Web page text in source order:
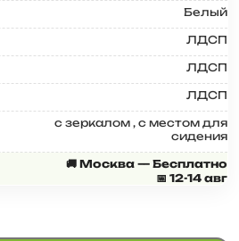
Белый
ЛДСП
ЛДСП
ЛДСП
с зеркалом , с местом для
сидения
🚚 Москва — Бесплатно
📅 12-14 авг